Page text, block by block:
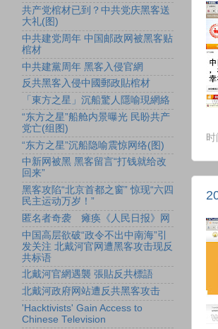
时
共产党棺材已到？中共党庆黑客送
大礼(图)
中共建党周年 中国邮政网被黑客贴
棺材
中共建黨周年 黑客入侵官網
反共黑客入侵中國郵政貼棺材
「東方之星」沉船驚人隱喻現網絡
“东方之星”船舱内景曝光 民盼共产
党亡(组图)
“东方之星”沉船隐喻震惊网络(图)
中新网被黑 黑客留言“打钱就给改
回来”
黑客攻陷“北京首都之窗” 惊现“六四
民主运动万岁！”
匿名者奇袭 瘫痪《人民日报》网
中国高层欲破“政令不出中南海”引
发关注 北戴河官网遭黑客攻击现反
共标语
北戴河官網遇襲 張貼反共標語
北戴河政府网站遭反共黑客攻击
'Hacktivists' Gain Access to
Chinese Television